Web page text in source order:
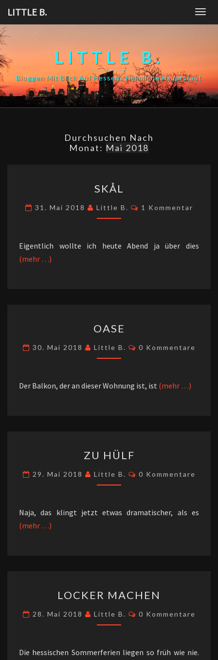
content
LITTLE B.
LITTLE B.
Bloggen Mit Blick Auf Hessens Heimliche Hauptstadt
Durchsuchen Nach
Monat: Mai 2018
SKÅL
31. Mai 2018 Little B. Kommentare
1 Kommentar
Eigentlich wollte ich heute Abend ja über dies
(mehr …)
OASE
30. Mai 2018 Little B. Kommentare
0 Kommentare
Der Balkon, der an dieser Wohnung ist, ist (mehr …)
HÜLF
ZU HÜLF
29. Mai 2018 Little B. Kommentare
0 Kommentare
Naja, das klingt jetzt etwas dramatischer, als es
(mehr …)
MACHEN
LOCKER MACHEN
28. Mai 2018 Little B. Kommentare
0 Kommentare
Die hessischen Sommerferien liegen so früh wie nie.